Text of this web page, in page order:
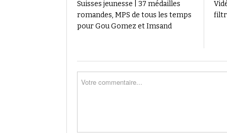
Suisses jeunesse | 37 médailles
romandes, MPS de tous les temps
pour Gou Gomez et Imsand